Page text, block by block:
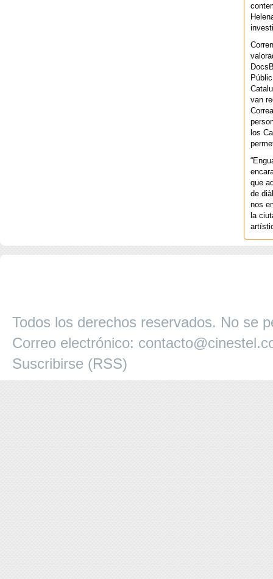
van
los
que
de
nos
la
Todos los derechos reservados. No se
Correo electrónico:
Suscribirse (RSS)